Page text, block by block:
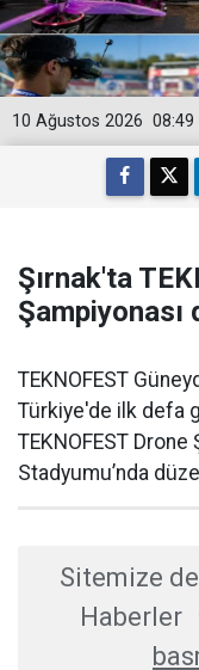
08:49
10 Ağustos 2026
Şırnak'ta
Şampiyonası
TEKNOFEST
Türkiye'de ilk defa
TEKNOFEST Drone
Stadyumu’nda
Sitemize
Haberler